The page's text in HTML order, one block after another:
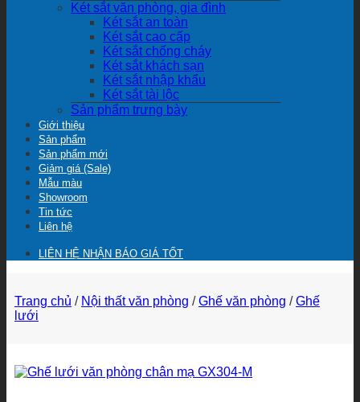
Két sắt văn phòng, gia đình
Két sắt an toàn
Két sắt cao cấp
Két sắt chống cháy
Két sắt khách sạn
Két sắt nhập khẩu
Két sắt tài lộc
Sản phẩm trưng bày
Giới thiệu
Sản phẩm
Sản phẩm mới
Giảm giá (Sale)
Mẫu màu
Showroom
Tin tức
Liên hệ
LIÊN HỆ NHẬN BÁO GIÁ TỐT
Trang chủ / Nội thất văn phòng / Ghế văn phòng / Ghế
lưới